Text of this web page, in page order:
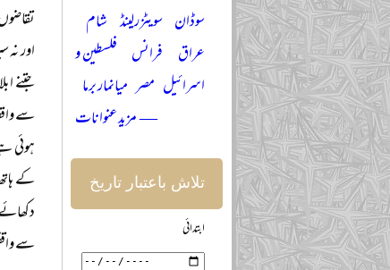
اور
جتنے
سے
ہوئی
کے
سے
سوڈان سویٹزرلینڈ شام
عراق فرانس فلسطین و
اسرائیل مصر میانمار برما
— مزید عنوانات
تلاش باعتبار تاریخ
ابتدائی